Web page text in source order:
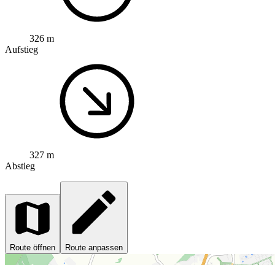
326 m
Aufstieg
327 m
Abstieg
Route öffnen Route anpassen